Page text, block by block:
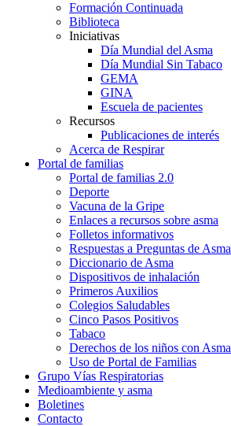
Formación Continuada
Biblioteca
Iniciativas
Día Mundial del Asma
Día Mundial Sin Tabaco
GEMA
GINA
Escuela de pacientes
Recursos
Publicaciones de interés
Acerca de Respirar
Portal de familias
Portal de familias 2.0
Deporte
Vacuna de la Gripe
Enlaces a recursos sobre asma
Folletos informativos
Respuestas a Preguntas de Asma
Diccionario de Asma
Dispositivos de inhalación
Primeros Auxilios
Colegios Saludables
Cinco Pasos Positivos
Tabaco
Derechos de los niños con Asma
Uso de Portal de Familias
Grupo Vías Respiratorias
Medioambiente y asma
Boletines
Contacto